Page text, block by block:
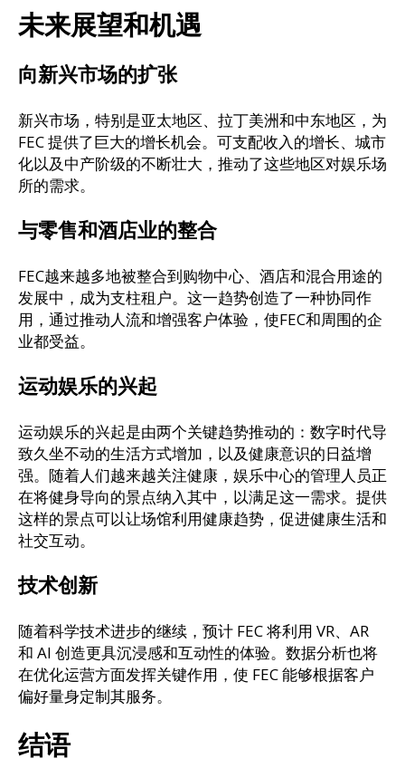
未来展望和机遇
向新兴市场的扩张
新兴市场，特别是亚太地区、拉丁美洲和中东地区，为
FEC 提供了巨大的增长机会。可支配收入的增长、城市
化以及中产阶级的不断壮大，推动了这些地区对娱乐场
所的需求。
与零售和酒店业的整合
FEC越来越多地被整合到购物中心、酒店和混合用途的
发展中，成为支柱租户。这一趋势创造了一种协同作
用，通过推动人流和增强客户体验，使FEC和周围的企
业都受益。
运动娱乐的兴起
运动娱乐的兴起是由两个关键趋势推动的：数字时代导
致久坐不动的生活方式增加，以及健康意识的日益增
强。随着人们越来越关注健康，娱乐中心的管理人员正
在将健身导向的景点纳入其中，以满足这一需求。提供
这样的景点可以让场馆利用健康趋势，促进健康生活和
社交互动。
技术创新
随着科学技术进步的继续，预计 FEC 将利用 VR、AR
和 AI 创造更具沉浸感和互动性的体验。数据分析也将
在优化运营方面发挥关键作用，使 FEC 能够根据客户
偏好量身定制其服务。
结语